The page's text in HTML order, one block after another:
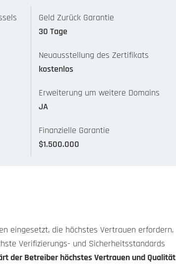
Geld Zurück Garantie
30 Tage
Neuausstellung des Zertifikats
kostenlos
Erweiterung um weitere Domains
JA
Finanzielle Garantie
$1.500.000
eingesetzt, die höchstes Vertrauen erfordern,
Verifizierungs- und Sicherheitsstandards
der Betreiber höchstes Vertrauen und Qualität